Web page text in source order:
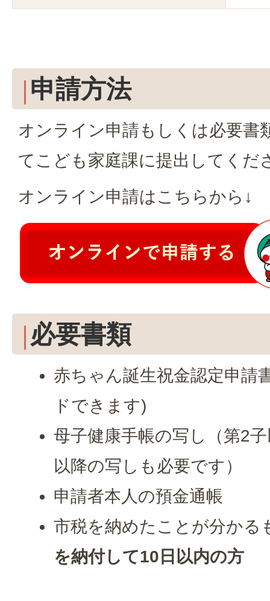
申請方法
オンライン申請もしくは必要書
てこども家庭課に提出してくだ
オンライン申請はこちらから↓
必要書類
赤ちゃん誕生祝金認定申請
ドできます)
母子健康手帳の写し（第2
以降の写しも必要です）
申請者本人の預金通帳
市税を納めたことが分かる
を納付して10日以内の方